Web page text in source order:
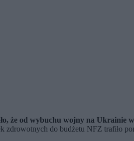
że od wybuchu wojny na Ukrainie
zdrowotnych do budżetu NFZ trafiło